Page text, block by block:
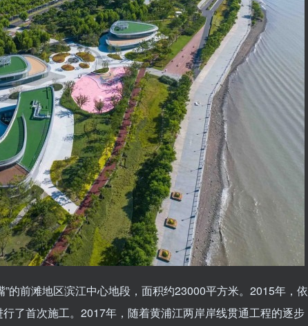
的前滩地区滨江中心地段，面积约23000平方米。2015年，依
了首次施工。2017年，随着黄浦江两岸岸线贯通工程的逐步